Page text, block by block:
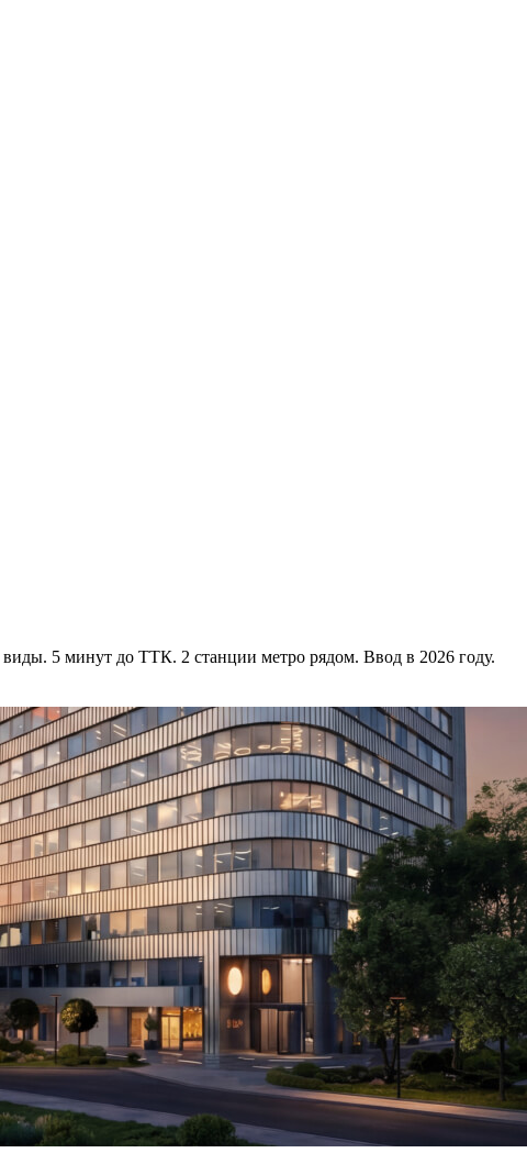
5 минут до ТТК. 2 станции метро рядом. Ввод в 2026 году.